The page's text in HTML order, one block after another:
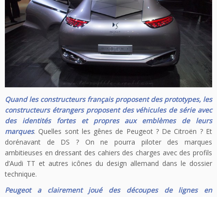
Quand les constructeurs français proposent des prototypes, les
constructeurs étrangers proposent des véhicules de série avec
des identités fortes et propres aux emblèmes de leurs
marques. Quelles sont les gênes de Peugeot ? De Citroën ? Et
dorénavant de DS ? On ne pourra piloter des marques
ambitieuses en dressant des cahiers des charges avec des profils
d’Audi TT et autres icônes du design allemand dans le dossier
technique.
Peugeot a clairement joué des découpes de lignes en